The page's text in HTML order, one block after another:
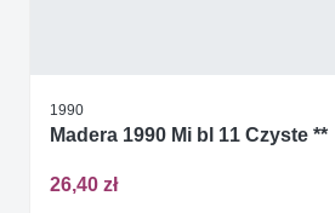
1990
Madera 1990 Mi bl 11 Czyste **
26,40 zł